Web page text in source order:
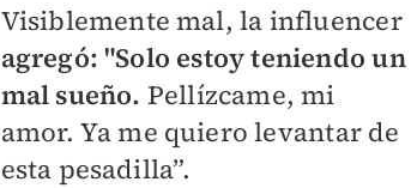
Visiblemente mal, la influencer
agregó: "Solo estoy teniendo un
mal sueño. Pellízcame, mi
amor. Ya me quiero levantar de
esta pesadilla”.